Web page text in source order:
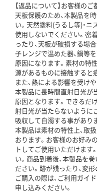
【返品について】お客様の
天板保護のため、本製品を
い。天然塗料(うるし等)・ニ
使用しないでください。密
ったり、天板が破損する場
子レンジで温めた器、鍋等
原因になります。素材の特
源があるものに接触すると
また、熱による影響を受け
本製品に長時間直射日光が
原因となります。できるだ
射日光が当たらないように
吸収して白濁する事があり
本製品は素材の特性上、取
おります。お客様のお好み
トしてご使用いただけます
い。商品到着後、本製品を
ださい。跡が残ったり、変
ご購入の際は、ご利用ガイド
申し込みください。